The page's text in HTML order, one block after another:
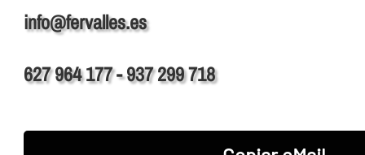
info@fervalles.es
627 964 177 - 937 299 718